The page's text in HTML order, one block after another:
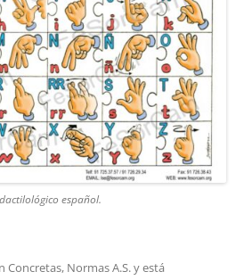
español.
Concretas, Normas A.S.y está